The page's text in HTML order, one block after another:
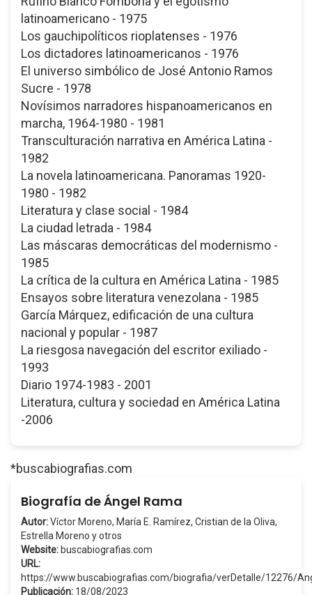
latinoamericano - 1975
Los gauchipolíticos rioplatenses - 1976
Los dictadores latinoamericanos - 1976
El universo simbólico de José Antonio Ramos
Sucre - 1978
Novísimos narradores hispanoamericanos en
marcha, 1964-1980 - 1981
Transculturación narrativa en América Latina -
1982
La novela latinoamericana. Panoramas 1920-
1980 - 1982
Literatura y clase social - 1984
La ciudad letrada - 1984
Las máscaras democráticas del modernismo -
1985
La crítica de la cultura en América Latina - 1985
Ensayos sobre literatura venezolana - 1985
García Márquez, edificación de una cultura
nacional y popular - 1987
La riesgosa navegación del escritor exiliado -
1993
Diario 1974-1983 - 2001
Literatura, cultura y sociedad en América Latina
-2006
*buscabiografias.com
Biografía de Ángel Rama
Autor:Víctor Moreno, María E. Ramírez, Cristian de la Oliva,
Estrella Moreno y otros
Website: buscabiografias.com
URL:
https://www.buscabiografias.com/biografia/verDetalle/12276/
Publicación: 18/08/2023